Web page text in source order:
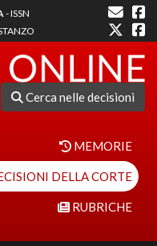
- ISSN
Cerca nelle decisioni
MEMORIE
DELLA CORTE
RUBRICHE